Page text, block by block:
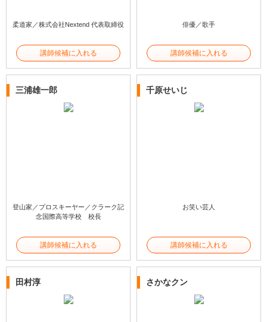
柔道家／株式会社Nextend 代表取締役
講師候補に入れる
俳優／歌手
講師候補に入れる
三浦雄一郎
登山家／プロスキーヤー／クラーク記
念国際高等学校 校長
講師候補に入れる
千原せいじ
お笑い芸人
講師候補に入れる
田村淳 さかなクン